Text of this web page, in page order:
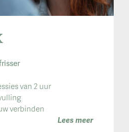
van 2 uur
verbinden
Lees meer